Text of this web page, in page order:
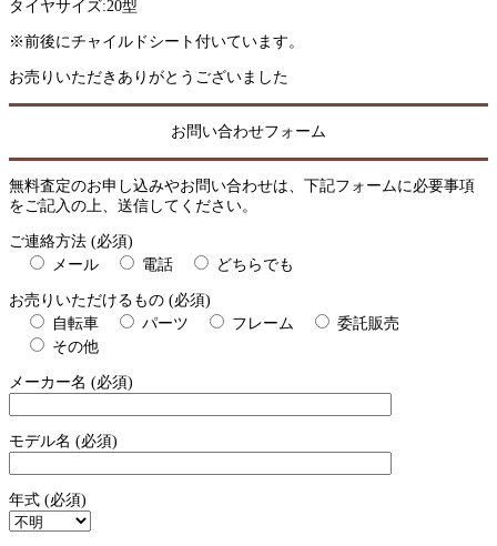
タイヤサイズ:20型
※前後にチャイルドシート付いています。
お売りいただきありがとうございました
お問い合わせフォーム
無料査定のお申し込みやお問い合わせは、下記フォームに必要事項
をご記入の上、送信してください。
ご連絡方法 (必須)
メール
電話 どちらでも
お売りいただけるもの (必須)
自転車
パーツ フレーム
委託販売
その他
メーカー名 (必須)
モデル名 (必須)
年式 (必須)